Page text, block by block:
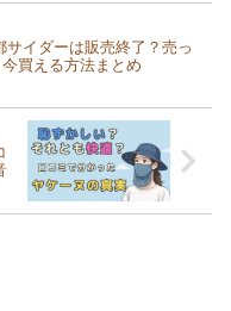
サイダーは販売終了？売っ
買える方法まとめ